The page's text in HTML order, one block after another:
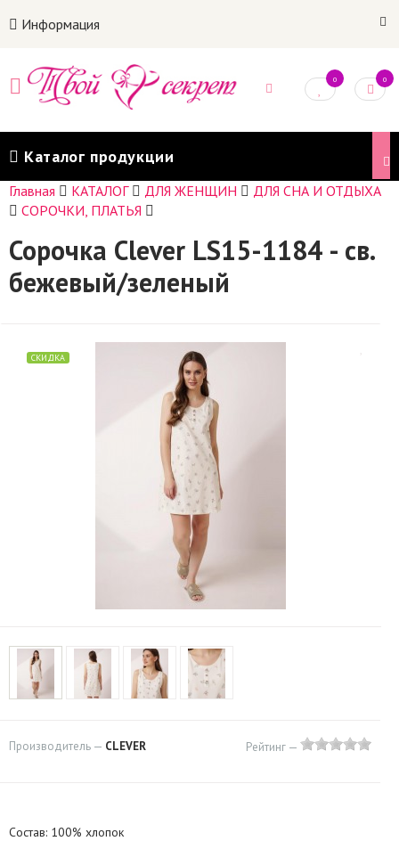
Информация
0 0
Каталог продукции
Главная КАТАЛОГ ДЛЯ ЖЕНЩИН
ДЛЯ СНА И ОТДЫХА
СОРОЧКИ, ПЛАТЬЯ
Сорочка Clever LS15-1184 - св.
бежевый/зеленый
СКИДКА
Производитель — CLEVER Рейтинг —
Состав: 100% хлопок